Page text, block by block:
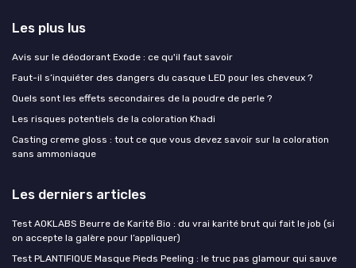
Les plus lus
Avis sur le déodorant Exode : ce qu'il faut savoir
Faut-il s’inquiéter des dangers du casque LED pour les cheveux ?
Quels sont les effets secondaires de la poudre de perle ?
Les risques potentiels de la coloration Khadi
Casting creme gloss : tout ce que vous devez savoir sur la coloration
sans ammoniaque
Les derniers articles
Test AOKLABS Beurre de Karité Bio : du vrai karité brut qui fait le job (si
on accepte la galère pour l’appliquer)
Test PLANTIFIQUE Masque Pieds Peeling : le truc pas glamour qui sauve